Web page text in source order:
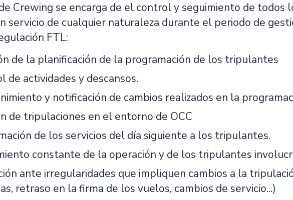
Crewing se encarga de el control y seguimiento de todos
servicio de cualquier naturaleza durante el periodo de
FTL:
de la planificación de la programación de los tripulantes
de actividades y descansos.
y notificación de cambios realizados en la
de tripulaciones en el entorno de OCC
de los servicios del día siguiente a los tripulantes.
constante de la operación y de los tripulantes
ante irregularidades que impliquen cambios a la
retraso en la firma de los vuelos, cambios de servicio...)